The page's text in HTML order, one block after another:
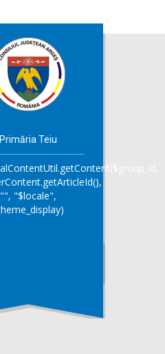
Primăria Teiu
"", "$locale",